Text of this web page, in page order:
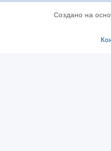
Создано на